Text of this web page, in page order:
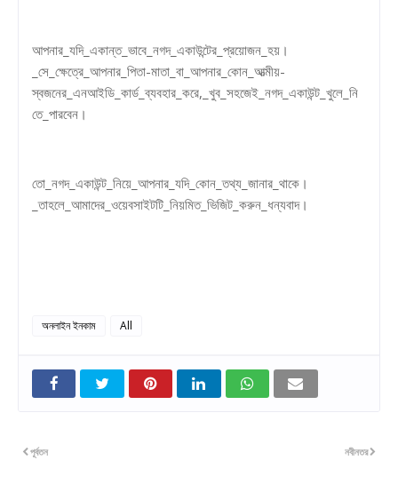
আপনার_যদি_একান্ত_ভাবে_নগদ_একাউন্টের_প্রয়োজন_হয়।
_সে_ক্ষেত্রে_আপনার_পিতা-মাতা_বা_আপনার_কোন_আত্মীয়-
স্বজনের_এনআইডি_কার্ড_ব্যবহার_করে,_খুব_সহজেই_নগদ_একাউন্ট_খুলে_নি
তে_পারবেন।
তো_নগদ_একাউন্ট_নিয়ে_আপনার_যদি_কোন_তথ্য_জানার_থাকে।
_তাহলে_আমাদের_ওয়েবসাইটটি_নিয়মিত_ভিজিট_করুন_ধন্যবাদ।
অনলাইন ইনকাম All
নবীনতর
পূর্বতন